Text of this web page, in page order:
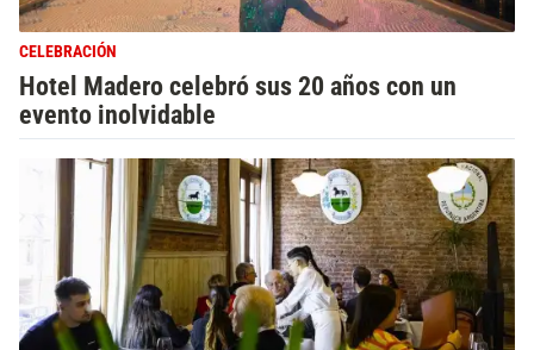
CELEBRACIÓN
Hotel Madero celebró sus 20 años con un
evento inolvidable